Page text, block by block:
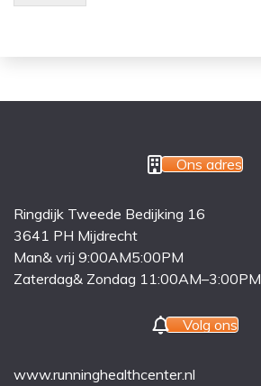
Ons adres
Ringdijk Tweede Bedijking 16
3641 PH Mijdrecht
Man& vrij 9:00AM5:00PM
Zaterdag& Zondag 11:00AM–3:00PM
Volg ons
www.runninghealthcenter.nl